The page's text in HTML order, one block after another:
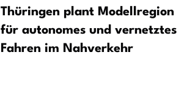
Thüringen plant Modellregion
für autonomes und vernetztes
Fahren im Nahverkehr